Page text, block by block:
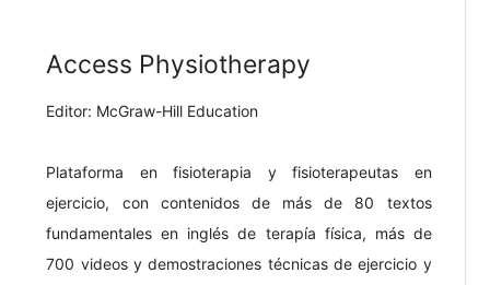
Access Physiotherapy
Editor: McGraw-Hill Education
Plataforma en fisioterapia y fisioterapeutas en
ejercicio, con contenidos de más de 80 textos
fundamentales en inglés de terapía física, más de
700 videos y demostraciones técnicas de ejercicio y